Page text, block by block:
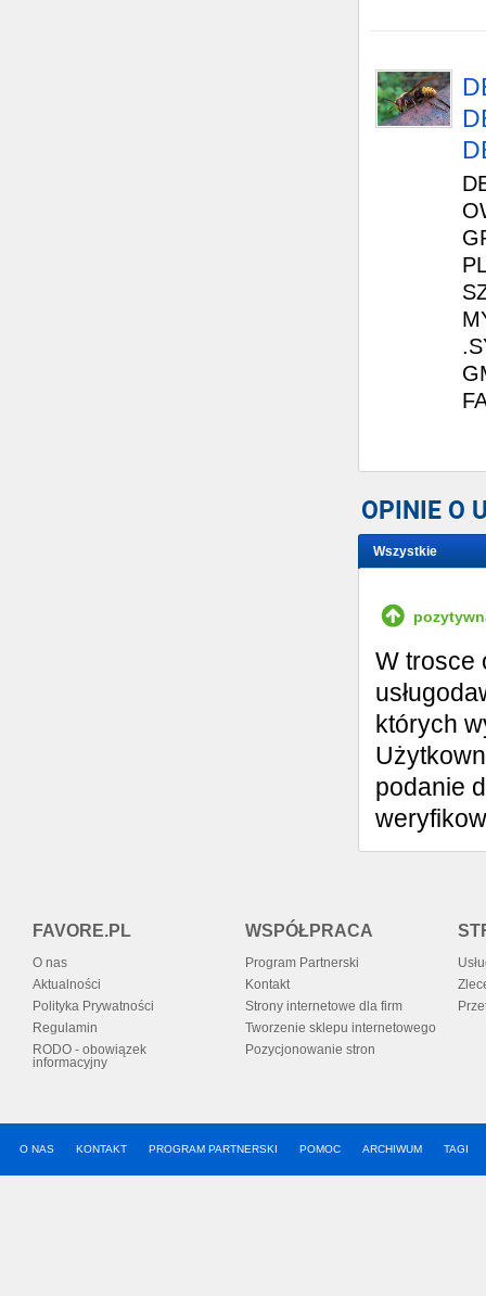
OPINIE O
Wszystkie
W trosce
których
podanie
FAVORE.PL
O nas
Aktualności
Polityka Prywatności
Regulamin
RODO - obowiązek
informacyjny
WSPÓŁPRACA
Program Partnerski
Kontakt
Strony internetowe dla firm
Tworzenie sklepu internetowego
Pozycjonowanie stron
O NAS KONTAKT PROGRAM PARTNERSKI POMOC ARCHIWUM TAGI